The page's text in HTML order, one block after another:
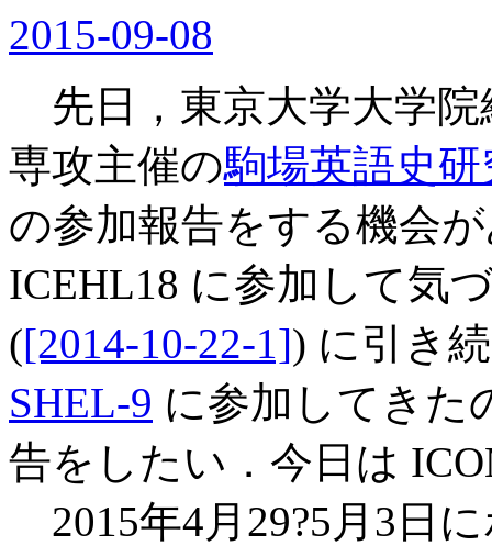
2015-09-08
先日，東京大学大学院
専攻主催の駒場英語史研
の参加報告をする機会
ICEHL18 に参加して気
([2014-10-22-1]) に引き
SHEL-9 に参加してきた
告をしたい．今日は
2015年4月29?5月3日